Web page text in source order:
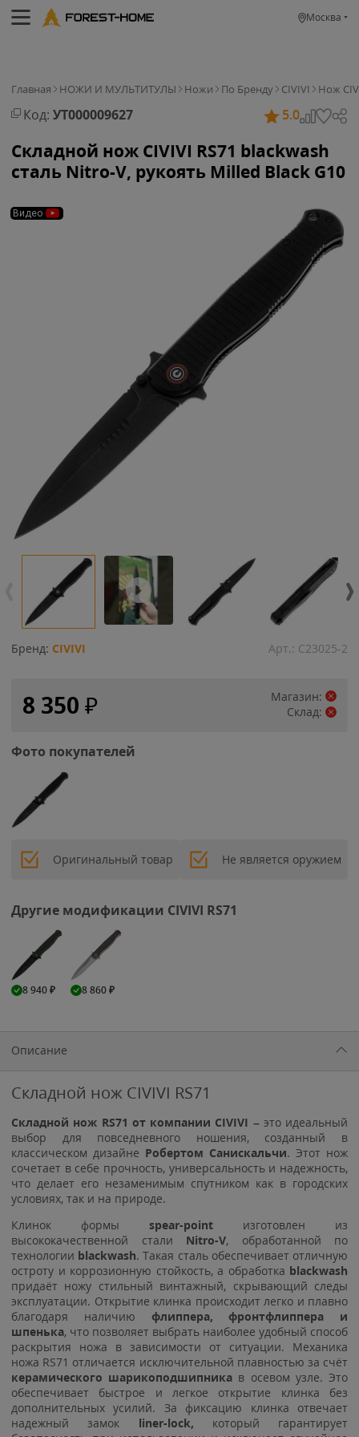
Москва
Главная НОЖИ И МУЛЬТИТУЛЫ Ножи По Бренду CIVIVI Нож
Код: УТ000009627 5.0
Складной нож CIVIVI RS71 blackwash
сталь Nitro-V, рукоять Milled Black G10
Видео
Бренд: CIVIVI Арт.: C23025-2
8 350 ₽
Магазин:
Склад:
Фото покупателей
Оригинальный товар Не является оружием
Другие модификации CIVIVI RS71
8 940₽ 8 860₽
Описание
Складной нож CIVIVI RS71
Складной нож RS71 от компании CIVIVI –это идеальный
выбор для повседневного ношения, созданный в
классическом дизайне Робертом Санискальчи. Этот нож
сочетает в себе прочность, универсальность и надежность,
что делает его незаменимым спутником как в городских
условиях, так и на природе.
Клинок формы spear-point изготовлен из
высококачественной стали Nitro-V, обработанной по
технологии blackwash. Такая сталь обеспечивает отличную
остроту и коррозионную стойкость, а обработка blackwash
придаёт ножу стильный винтажный, скрывающий следы
эксплуатации. Открытие клинка происходит легко и плавно
благодаря наличию флиппера, фронтфлиппера и
шпенька, что позволяет выбрать наиболее удобный способ
раскрытия ножа в зависимости от ситуации. Механика
ножа RS71 отличается исключительной плавностью за счёт
керамического шарикоподшипника в осевом узле. Это
обеспечивает быстрое и легкое открытие клинка без
дополнительных усилий. За фиксацию клинка отвечает
надежный замок liner-lock, который гарантирует